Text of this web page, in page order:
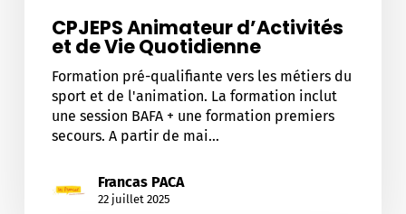
CPJEPS Animateur d’Activités
et de Vie Quotidienne
Formation pré-qualifiante vers les métiers du
sport et de l'animation. La formation inclut
une session BAFA + une formation premiers
secours. A partir de mai…
Francas PACA
22 juillet 2025